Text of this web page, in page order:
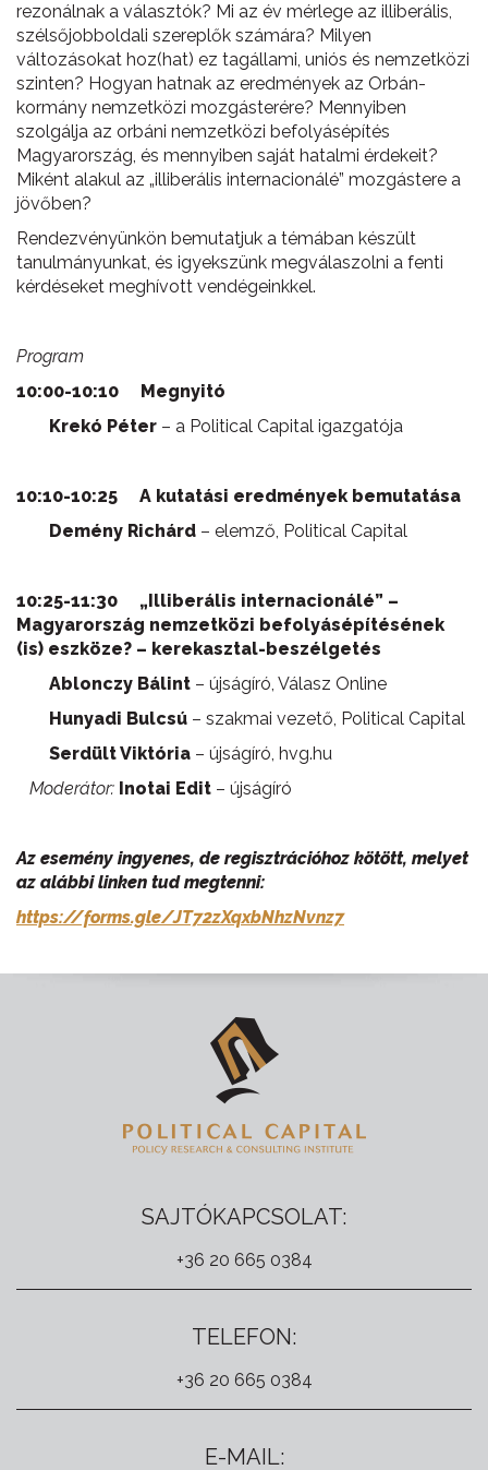
rezonálnak a választók? Mi az év mérlege az illiberális,
szélsőjobboldali szereplők számára? Milyen
változásokat hoz(hat) ez tagállami, uniós és nemzetközi
szinten? Hogyan hatnak az eredmények az Orbán-
kormány nemzetközi mozgásterére? Mennyiben
szolgálja az orbáni nemzetközi befolyásépítés
Magyarország, és mennyiben saját hatalmi érdekeit?
Miként alakul az „illiberális internacionálé” mozgástere a
jövőben?
Rendezvényünkön bemutatjuk a témában készült
tanulmányunkat, és igyekszünk megválaszolni a fenti
kérdéseket meghívott vendégeinkkel.
Program
10:00-10:10 Megnyitó
Krekó Péter – a Political Capital igazgatója
10:10-10:25 A kutatási eredmények bemutatása
Demény Richárd – elemző, Political Capital
10:25-11:30 „Illiberális internacionálé” –
Magyarország nemzetközi befolyásépítésének
(is) eszköze? – kerekasztal-beszélgetés
Ablonczy Bálint – újságíró, Válasz Online
Hunyadi Bulcsú – szakmai vezető, Political Capital
Serdült Viktória – újságíró, hvg.hu
Moderátor: Inotai Edit – újságíró
Az esemény ingyenes, de regisztrációhoz kötött, melyet
az alábbi linken tud megtenni:
https://forms.gle/JT72zXqxbNhzNvnz7
SAJTÓKAPCSOLAT:
+36 20 665 0384
TELEFON:
+36 20 665 0384
E-MAIL: